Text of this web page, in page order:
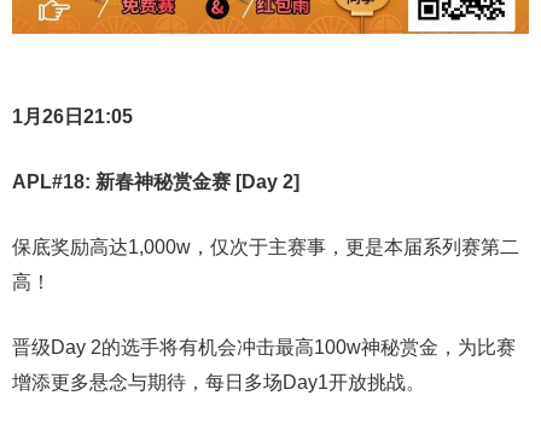
1月26日21:05
APL#18: 新春神秘赏金赛 [Day 2]
保底奖励高达1,000w，仅次于主赛事，更是本届系列赛第二
高！
晋级Day 2的选手将有机会冲击最高100w神秘赏金，为比赛
增添更多悬念与期待，每日多场Day1开放挑战。